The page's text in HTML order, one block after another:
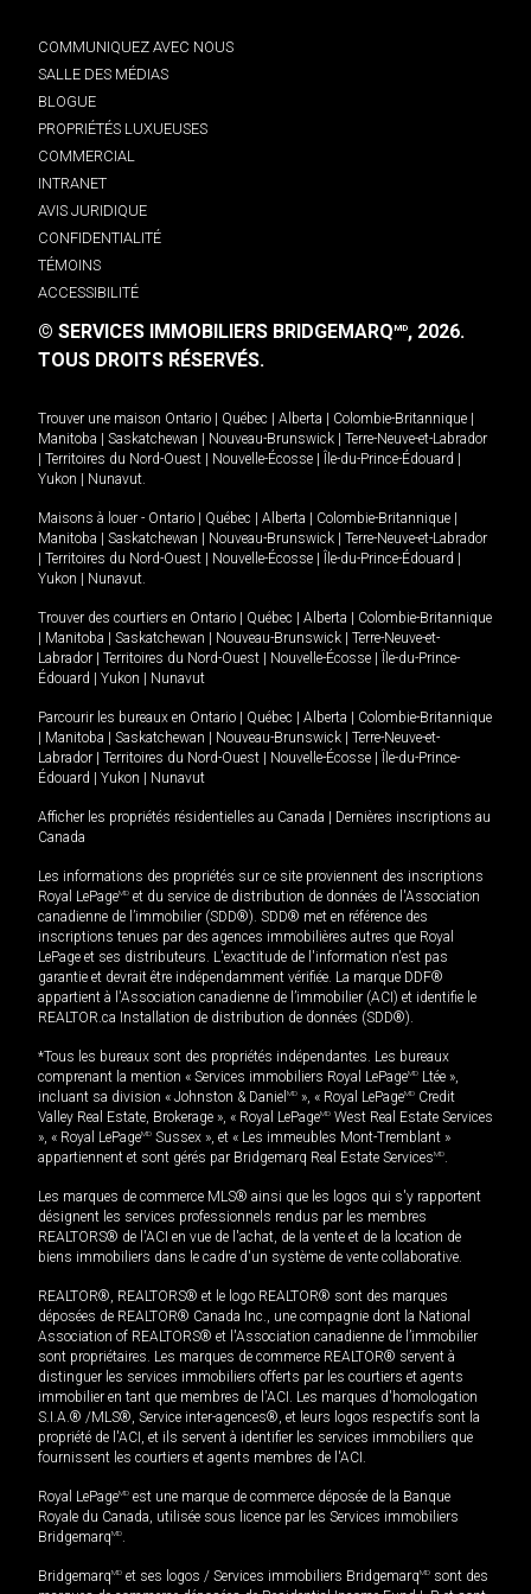
COMMUNIQUEZ AVEC NOUS
SALLE DES MÉDIAS
BLOGUE
PROPRIÉTÉS LUXUEUSES
COMMERCIAL
INTRANET
AVIS JURIDIQUE
CONFIDENTIALITÉ
TÉMOINS
ACCESSIBILITÉ
© SERVICES IMMOBILIERS BRIDGEMARQMD, 2026.
TOUS DROITS RÉSERVÉS.
Trouver une maison Ontario Québec Alberta Colombie-Britannique
Manitoba
Saskatchewan Nouveau-Brunswick
Terre-Neuve-et-Labrador
Territoires du Nord-Ouest Nouvelle-Écosse Île-du-Prince-Édouard
Yukon
Nunavut.
Maisons à louer - Ontario Québec Alberta Colombie-Britannique
Manitoba
Saskatchewan Nouveau-Brunswick
Terre-Neuve-et-Labrador
Territoires du Nord-Ouest Nouvelle-Écosse Île-du-Prince-Édouard
Yukon
Nunavut.
Trouver des courtiers en Ontario Québec Alberta
Colombie-Britannique
Manitoba Saskatchewan Nouveau-Brunswick
Terre-Neuve-et-
Labrador
Territoires du Nord-Ouest Nouvelle-Écosse
Île-du-Prince-
Édouard
Yukon Nunavut
Parcourir les bureaux en Ontario Québec Alberta
Colombie-Britannique
Manitoba Saskatchewan Nouveau-Brunswick
Terre-Neuve-et-
Labrador
Territoires du Nord-Ouest Nouvelle-Écosse
Île-du-Prince-
Édouard
Yukon Nunavut
Afficher les propriétés résidentielles au Canada
Dernières inscriptions au
Canada
Les informations des propriétés sur ce site proviennent des inscriptions
Royal LePageMD et du service de distribution de données de l'Association
canadienne de l’immobilier (SDD®). SDD® met en référence des
inscriptions tenues par des agences immobilières autres que Royal
LePage et ses distributeurs. L'exactitude de l'information n'est pas
garantie et devrait être indépendamment vérifiée. La marque DDF®
appartient à l'Association canadienne de l’immobilier (ACI) et identifie le
REALTOR.ca Installation de distribution de données (SDD®).
*Tous les bureaux sont des propriétés indépendantes. Les bureaux
comprenant la mention « Services immobiliers Royal LePageMD Ltée »,
incluant sa division « Johnston & Daniel MD », « Royal LePageMD Credit
Valley Real Estate, Brokerage », « Royal LePageMD West Real Estate Services
», « Royal LePageMD Sussex », et « Les immeubles Mont-Tremblant »
appartiennent et sont gérés par Bridgemarq Real Estate ServicesMD.
Les marques de commerce MLS® ainsi que les logos qui s'y rapportent
désignent les services professionnels rendus par les membres
REALTORS® de l'ACI en vue de l'achat, de la vente et de la location de
biens immobiliers dans le cadre d'un système de vente collaborative.
REALTOR®, REALTORS® et le logo REALTOR® sont des marques
déposées de REALTOR® Canada Inc., une compagnie dont la National
Association of REALTORS® et l'Association canadienne de l’immobilier
sont propriétaires. Les marques de commerce REALTOR® servent à
distinguer les services immobiliers offerts par les courtiers et agents
immobilier en tant que membres de l'ACI. Les marques d'homologation
S.I.A.® /MLS®, Service inter-agences®, et leurs logos respectifs sont la
propriété de l'ACI, et ils servent à identifier les services immobiliers que
fournissent les courtiers et agents membres de l'ACI.
Royal LePageMD est une marque de commerce déposée de la Banque
Royale du Canada, utilisée sous licence par les Services immobiliers
BridgemarqMD.
BridgemarqMD et ses logos / Services immobiliers BridgemarqMD sont des